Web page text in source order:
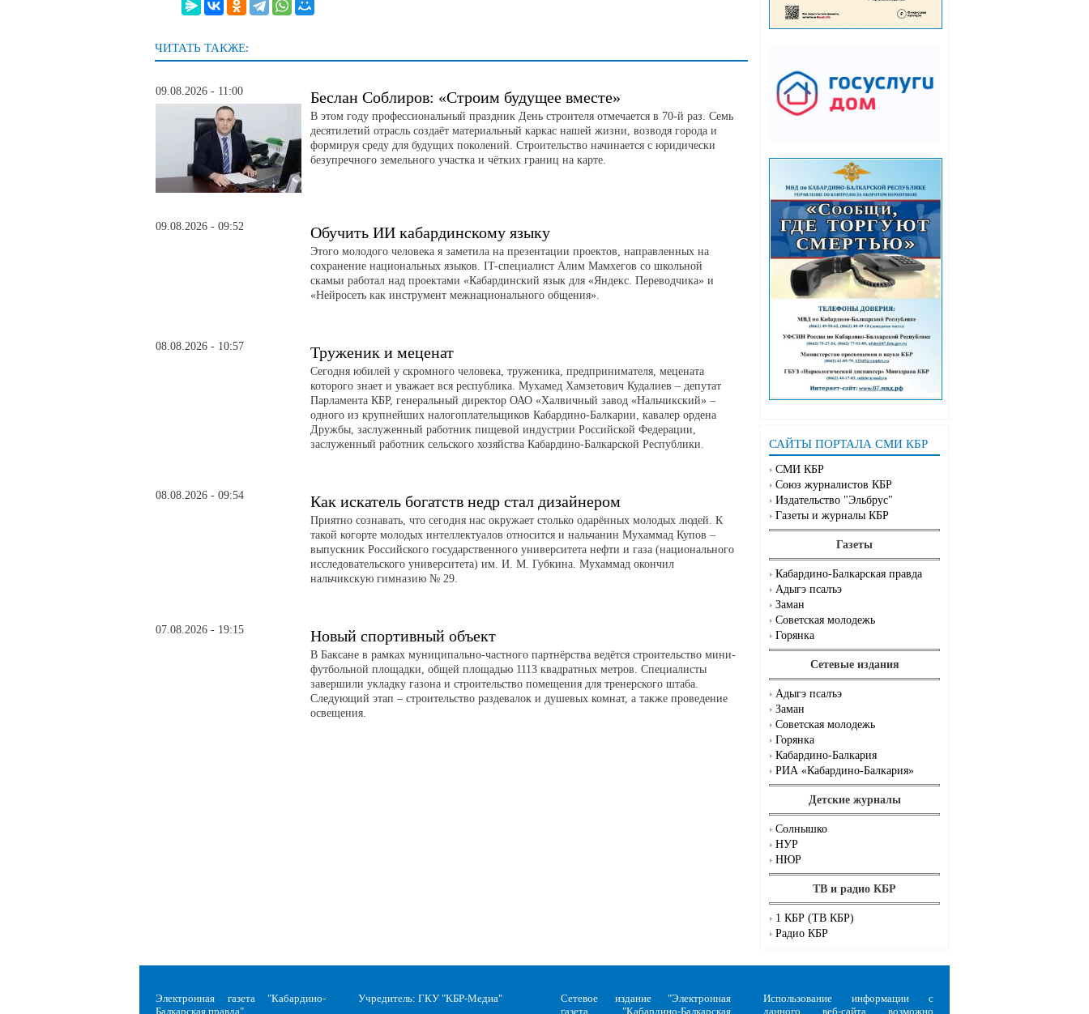
САЙТЫ ПОРТАЛА СМИ КБР
СМИ КБР
Союз журналистов КБР
Издательство "Эльбрус"
Газеты и журналы КБР
Газеты
Кабардино-Балкарская правда
Адыгэ псалъэ
Заман
Советская молодежь
Горянка
Сетевые издания
Адыгэ псалъэ
Заман
Советская молодежь
Горянка
Кабардино-Балкария
РИА «Кабардино-Балкария»
Детские журналы
Солнышко
НУР
НЮР
ТВ и радио КБР
1 КБР (ТВ КБР)
Радио КБР
ЧИТАТЬ ТАКЖЕ:
09.08.2026 - 11:00 Беслан Соблиров: «Строим будущее вместе»
В этом году профессиональный праздник День строителя отмечается в 70-й раз. Семь
десятилетий отрасль создаёт материальный каркас нашей жизни, возводя города и
формируя среду для будущих поколений. Строительство начинается с юридически
безупречного земельного участка и чётких границ на карте.
09.08.2026 - 09:52 Обучить ИИ кабардинскому языку
Этого молодого человека я заметила на презентации проектов, направленных на
сохранение национальных языков. IT-специалист Алим Мамхегов со школьной
скамьи работал над проектами «Кабардинский язык для «Яндекс. Переводчика» и
«Нейросеть как инструмент межнационального общения».
08.08.2026 - 10:57 Труженик и меценат
Сегодня юбилей у скромного человека, труженика, предпринимателя, мецената
которого знает и уважает вся республика. Мухамед Хамзетович Кудалиев – депутат
Парламента КБР, генеральный директор ОАО «Халвичный завод «Нальчикский» –
одного из крупнейших налогоплательщиков Кабардино-Балкарии, кавалер ордена
Дружбы, заслуженный работник пищевой индустрии Российской Федерации,
заслуженный работник сельского хозяйства Кабардино-Балкарской Республики.
08.08.2026 - 09:54 Как искатель богатств недр стал дизайнером
Приятно сознавать, что сегодня нас окружает столько одарённых молодых людей. К
такой когорте молодых интеллектуалов относится и нальчанин Мухаммад Купов –
выпускник Российского государственного университета нефти и газа (национального
исследовательского университета) им. И. М. Губкина. Мухаммад окончил
нальчикскую гимназию № 29.
07.08.2026 - 19:15 Новый спортивный объект
В Баксане в рамках муниципально-частного партнёрства ведётся строительство мини-
футбольной площадки, общей площадью 1113 квадратных метров. Специалисты
завершили укладку газона и строительство помещения для тренерского штаба.
Следующий этап – строительство раздевалок и душевых комнат, а также проведение
освещения.
Электронная газета "Кабардино-
Балкарская правда"
Учредитель: ГКУ "КБР-Медиа"
Сетевое издание "Электронная
газета "Кабардино-Балкарская
Использование информации с
данного веб-сайта возможно